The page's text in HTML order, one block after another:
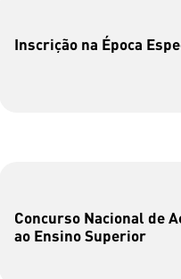
Inscrição na Época
Concurso Nacional de
ao Ensino Superior